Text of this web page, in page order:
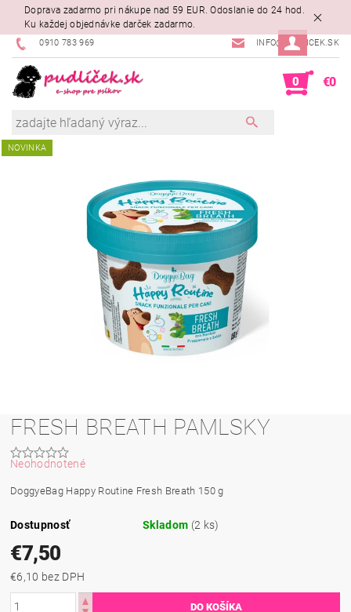
Doprava zadarmo pri nákupe nad 59 EUR. Odoslanie do 24 hod.
Ku každej objednávke darček zadarmo.
0910 783 969 INFO@PUDLICEK.SK
0 €0
NOVINKA
FRESH BREATH PAMLSKY
Neohodnotené
DoggyeBag Happy Routine Fresh Breath 150 g
Dostupnosť Skladom (2 ks)
€7,50
€6,10 bez DPH